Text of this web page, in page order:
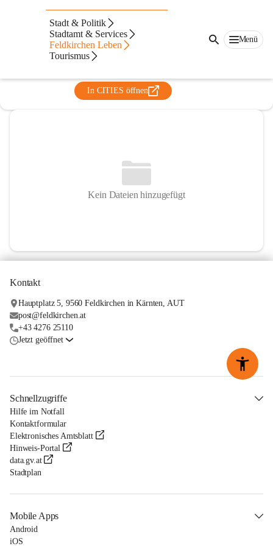
Stadt & Politik
Stadtamt & Services
Feldkirchen Leben
Tourismus
Menü
Musikschule Feldkirchen -
Patergassen
@musikschule-feldkirchen-patergassen
Musikschule
In CITIES öffnen
Kein Dateien hinzugefügt
Kontakt
Hauptplatz 5, 9560 Feldkirchen in Kärnten, AUT
post@feldkirchen.at
+43 4276 25110
Jetzt geöffnet
Schnellzugriffe
Hilfe im Notfall
Kontaktformular
Elektronisches Amtsblatt
Hinweis-Portal
data.gv.at
Stadtplan
Mobile Apps
Android
iOS